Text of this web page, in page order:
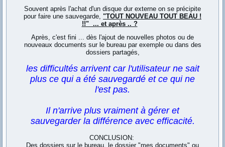
Souvent après l'achat d'un disque dur externe on se précipite
pour faire une sauvegarde, "TOUT NOUVEAU TOUT BEAU !
!!" ... et après .. ?
Après, c'est fini ... dès l'ajout de nouvelles photos ou de
nouveaux documents sur le bureau par exemple ou dans des
dossiers partagés,
les difficultés arrivent car l'utilisateur ne sait
plus ce qui a été sauvegardé et ce qui ne
l'est pas.
Il n'arrive plus vraiment à gérer et
sauvegarder la différence avec efficacité.
CONCLUSION:
Des dossiers sur le bureau, le dossier "mes documents" ou